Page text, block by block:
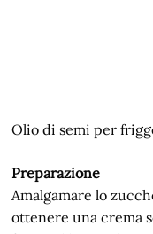
Olio di semi per
Preparazione
Amalgamare lo
ottenere una crema